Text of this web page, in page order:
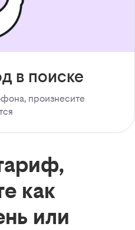
в поиске
произнесите
как
или